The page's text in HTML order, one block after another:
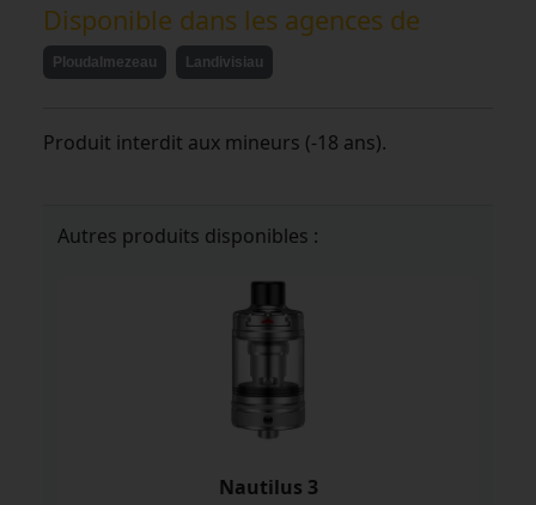
Disponible dans les agences de
Ploudalmezeau Landivisiau
Produit interdit aux mineurs (-18 ans).
Autres produits disponibles :
Nautilus 3